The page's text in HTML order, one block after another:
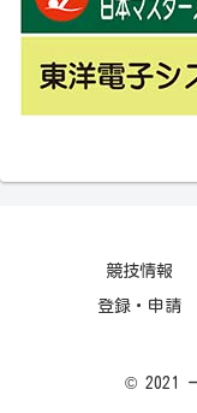
競技情報
登録・申請
© 2021